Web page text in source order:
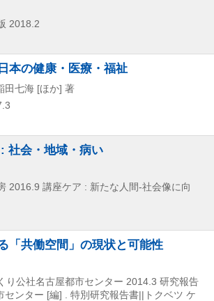
2018.2
本の健康・医療・福祉
田七海 [ほか] 著
社会・地域・病い
2016.9 講座ケア : 新たな人間-社会像に向
「共働空間」の現状と可能性
り公社名古屋都市センター 2014.3 研究報告
センター [編] . 特別研究報告書||トクベツ ケ